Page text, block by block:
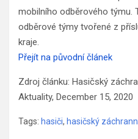
mobilního odběrového týmu.
odběrové týmy tvořené z
kraje.
Přejít na původní článek
Zdroj článku: Hasičský
Aktuality, December 15, 2020
Tags: hasiči, hasičský